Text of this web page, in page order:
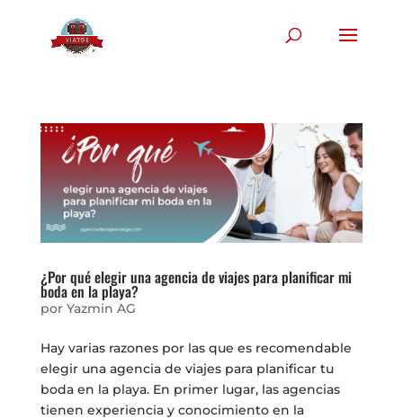
¿Por qué elegir una agencia de viajes para planificar mi
boda en la playa?
por Yazmin AG
Hay varias razones por las que es recomendable
elegir una agencia de viajes para planificar tu
boda en la playa. En primer lugar, las agencias
tienen experiencia y conocimiento en la